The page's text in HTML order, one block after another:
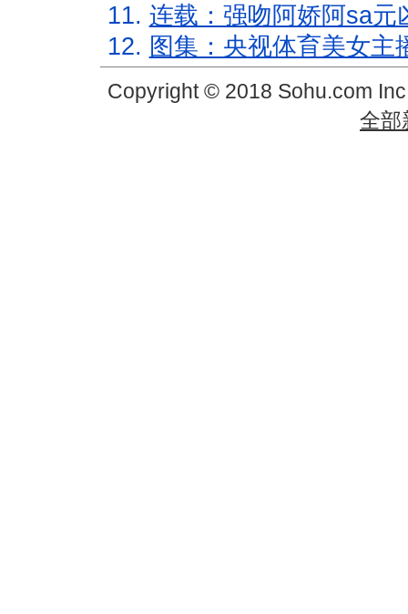
11. 连载：强吻阿娇阿sa元
12. 图集：央视体育美女主
Copyright © 2018 Sohu.com
全部